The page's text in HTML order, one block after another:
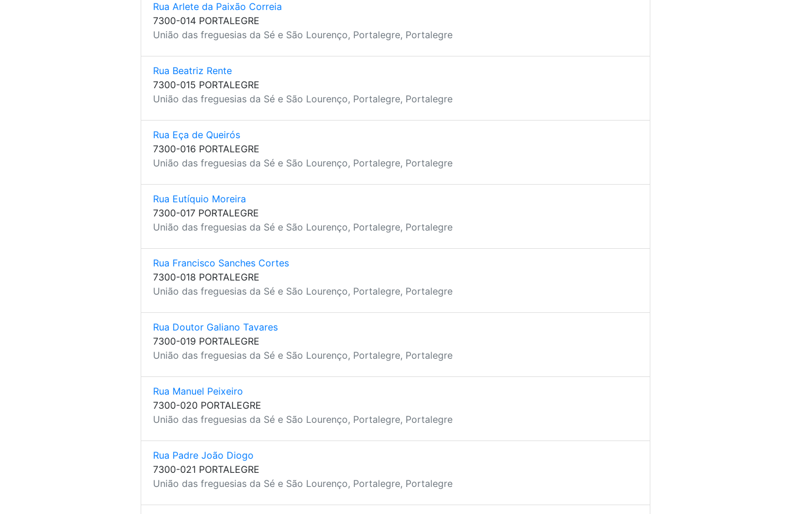
Rua Arlete da Paixão Correia
7300-014 PORTALEGRE
União das freguesias da Sé e São Lourenço, Portalegre, Portalegre
Rua Beatriz Rente
7300-015 PORTALEGRE
União das freguesias da Sé e São Lourenço, Portalegre, Portalegre
Rua Eça de Queirós
7300-016 PORTALEGRE
União das freguesias da Sé e São Lourenço, Portalegre, Portalegre
Rua Eutíquio Moreira
7300-017 PORTALEGRE
União das freguesias da Sé e São Lourenço, Portalegre, Portalegre
Rua Francisco Sanches Cortes
7300-018 PORTALEGRE
União das freguesias da Sé e São Lourenço, Portalegre, Portalegre
Rua Doutor Galiano Tavares
7300-019 PORTALEGRE
União das freguesias da Sé e São Lourenço, Portalegre, Portalegre
Rua Manuel Peixeiro
7300-020 PORTALEGRE
União das freguesias da Sé e São Lourenço, Portalegre, Portalegre
Rua Padre João Diogo
7300-021 PORTALEGRE
União das freguesias da Sé e São Lourenço, Portalegre, Portalegre